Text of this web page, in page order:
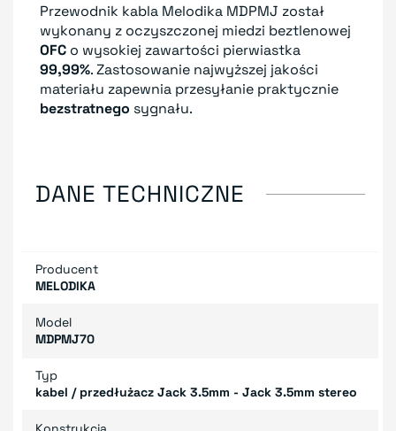
Przewodnik kabla Melodika MDPMJ został
wykonany z oczyszczonej miedzi beztlenowej
OFC o wysokiej zawartości pierwiastka
99,99%. Zastosowanie najwyższej jakości
materiału zapewnia przesyłanie praktycznie
bezstratnego sygnału.
DANE TECHNICZNE
Producent
MELODIKA
Model
MDPMJ70
Typ
kabel / przedłużacz Jack 3.5mm - Jack 3.5mm stereo